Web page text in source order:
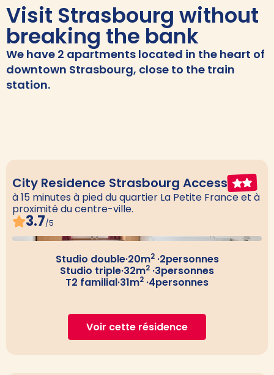
Visit Strasbourg without
breaking the bank
We have 2 apartments located in the heart of
downtown Strasbourg, close to the train
station.
City Residence Strasbourg Access
à 15 minutes à pied du quartier La Petite France et à
proximité du centre-ville.
3.7/5
Studio double·20m2·2personnes
Studio triple·32m2 ·3personnes
T2 familial·31m2 ·4personnes
Voir cette résidence